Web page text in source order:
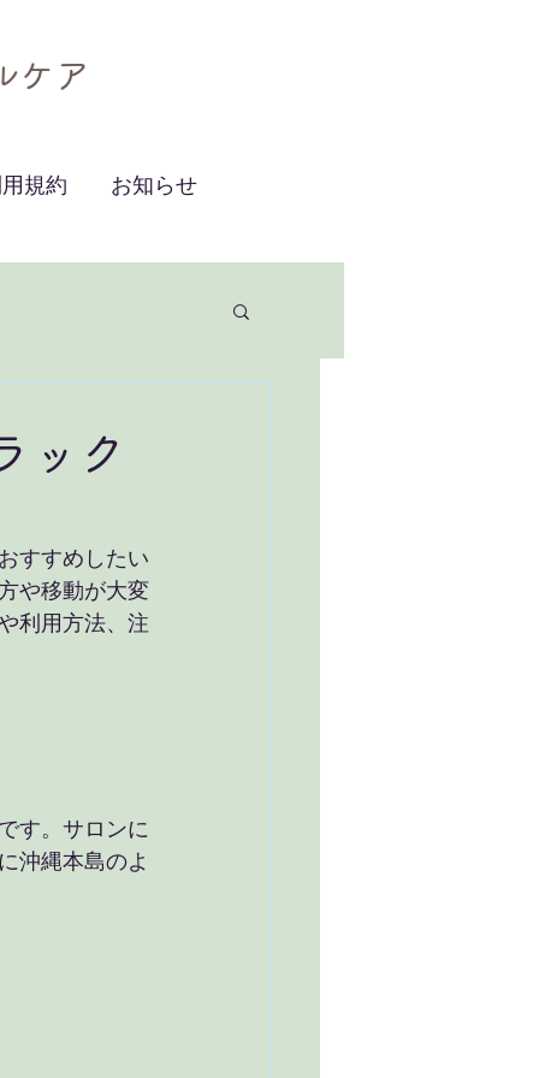
ケア
規約 お知らせ
ック
すすめしたい
や移動が大変
利用方法、注
す。サロンに
沖縄本島のよ